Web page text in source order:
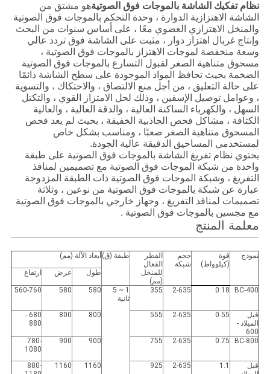
نظام تفكيك الشاشة بالموجات فوق الصوتيةهو مشتق من
الشاشة الاهتزازية الدوارة ، وحدة التحكم بالموجات فوق الصوتية
والمنخل الاهتزازي العضوي معًا ، على أساس سنوات من البحث
وإنتاج غربال اهتزاز دوار ، مثبت على الشاشة فوق تردد عالي
وسعة منخفضة لموجات الاهتزاز بالموجات فوق الصوتية ،
مسحوق متناهية الصغر لقبول التسارع بالموجات فوق الصوتية
الضخمة بحيث تحافظ المواد الموجودة على سطح الشاشة دائمًا
على حالة التعليق ، من أجل منع الالتصاق ، والاحتكاك ، والتسوية
، وعوامل توصيل الإسفين ، وذلك لحل الامتزاز القوي ، والتكتل
السهل ، والكهرباء الساكنة العالية ، والدقة العالية ، والعالية
الكثافة ، مشاكل فحص الجاذبية الخفيفة ، بحيث لم يعد فحص
المسحوق متناهية الصغر صعبًا ، ومناسب بشكل خاص
لمستخدمي المساحيق الدقيقة عالية الجودة.
يحتوي نظام تفريغ الشاشة بالموجات فوق الصوتية على طبقة
واحدة من شبكة الموجات فوق الصوتية مع تصميمين لمنافذ
التفريغ ، وشبكة الموجات فوق الصوتية ذات الطبقة المزدوجة
عبارة عن شبكة بالموجات فوق الصوتية من نوعين ، وثلاثة
تصميمات لمنافذ التفريغ ، وجهاز خارجي بالموجات فوق الصوتية
مع مجسين بالموجات فوق الصوتية .
معلمة المنتج
نموذج
قوة
(كيلوواط)
حجم
شبكة
القطر
الفعال
للمنخل
(مم)
طبقة (ق) أبعاد الآلة (مم)
طول
عرض ارتفاع
BC-400
0.18
2-635
355
1 ~ 5
ثانية
580
580
560-760
قبل
الميلاد -
600
0.55
2-635
555
800
800
680 -
880
BC-800
0.75
2-635
755
900
900
780-
1080
قبل
1.1
2-635
925
1160
1160
880-